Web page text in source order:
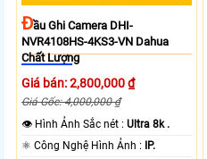
ĐẦu Ghi Camera DHI-
NVR4108HS-4KS3-VN Dahua
Chất Lượng
Giá bán: 2,800,000 ₫
Giá Gốc: 4,000,000 ₫
👁 Hình Ảnh Sắc nét :Ultra 8k .
⚛️ Công Nghệ Hình Ảnh :
IP.